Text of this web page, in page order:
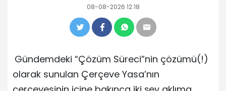
08-08-2026 12:18
Gündemdeki “Çözüm Süreci”nin çözümü(!)
olarak sunulan Çerçeve Yasa’nın